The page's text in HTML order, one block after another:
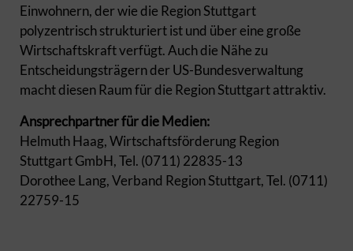
Einwohnern, der wie die Region Stuttgart
polyzentrisch strukturiert ist und über eine große
Wirtschaftskraft verfügt. Auch die Nähe zu
Entscheidungsträgern der US-Bundesverwaltung
macht diesen Raum für die Region Stuttgart attraktiv.
Ansprechpartner für die Medien:
Helmuth Haag, Wirtschaftsförderung Region
Stuttgart GmbH, Tel. (0711) 22835-13
Dorothee Lang, Verband Region Stuttgart, Tel. (0711)
22759-15